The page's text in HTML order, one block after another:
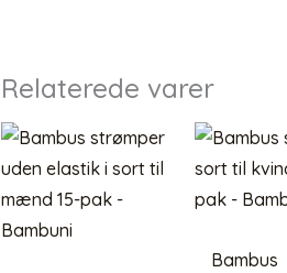
Relaterede varer
Bambus